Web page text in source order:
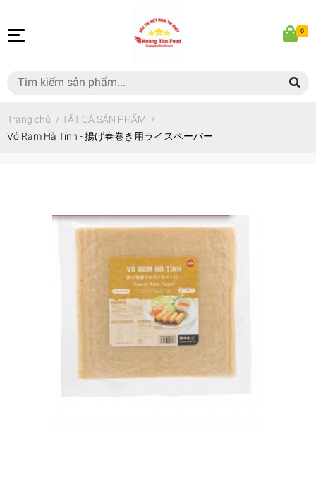
0
Trang chủ / TẤT CẢ SẢN PHẨM /
Vỏ Ram Hà Tĩnh - 揚げ春巻き用ライスペーパー